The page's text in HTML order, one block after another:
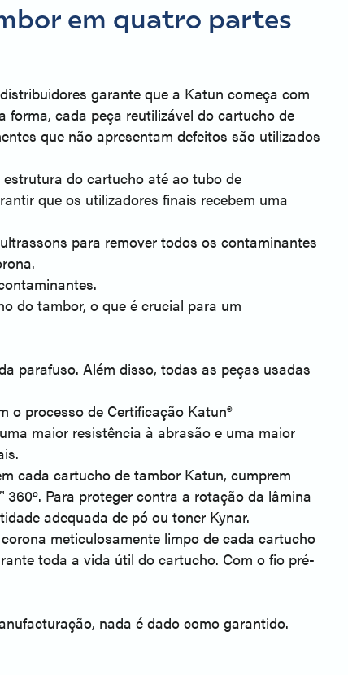
em quatro partes
garante que a Katun começa com
cada peça reutilizável do cartucho de
que não apresentam defeitos são utilizados
do cartucho até ao tubo de
que os utilizadores finais recebem uma
para remover todos os contaminantes
do tambor, o que é crucial para um
parafuso. Além disso, todas as peças usadas
o processo de Certificação Katun®
maior resistência à abrasão e uma maior
cada cartucho de tambor Katun, cumprem
Para proteger contra a rotação da lâmina
adequada de pó ou toner Kynar.
meticulosamente limpo de cada cartucho
toda a vida útil do cartucho. Com o fio pré-
nada é dado como garantido.